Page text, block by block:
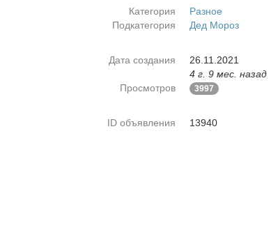
Категория
Разное
Подкатегория
Дед Мороз
Дата создания
26.11.2021
4 г. 9 мес. назад
Просмотров
3997
ID объявления 13940